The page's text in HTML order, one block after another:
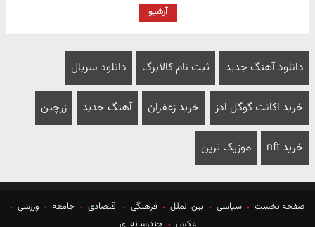
آرشیو
دانلود آهنگ جدید ثبت نام کالابرگ دانلود سریال
خرید اکانت گوگل ادز خرید زعفران آهنگ جدید زرچین
خرید nft موزیک ترین
صفحه نخست سیاسی بین الملل فرهنگی اقتصادی جامعه
ورزشی
عکس
چندرسانه ای